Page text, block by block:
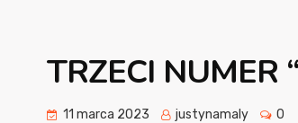
TRZECI NUMER
11 marca 2023 justynamaly 0